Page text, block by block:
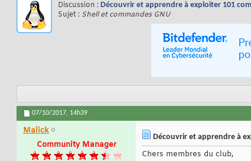
Discussion : Découvrir et apprendre à exploiter 101
Sujet : Shell et commandes GNU
07/10/2017, 14h39
Malick
Community Manager
Découvrir et apprendre à
Chers membres du club,